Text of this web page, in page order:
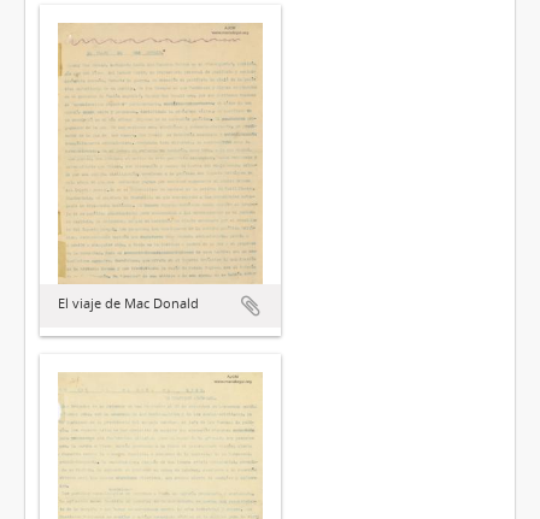
El viaje de Mac Donald